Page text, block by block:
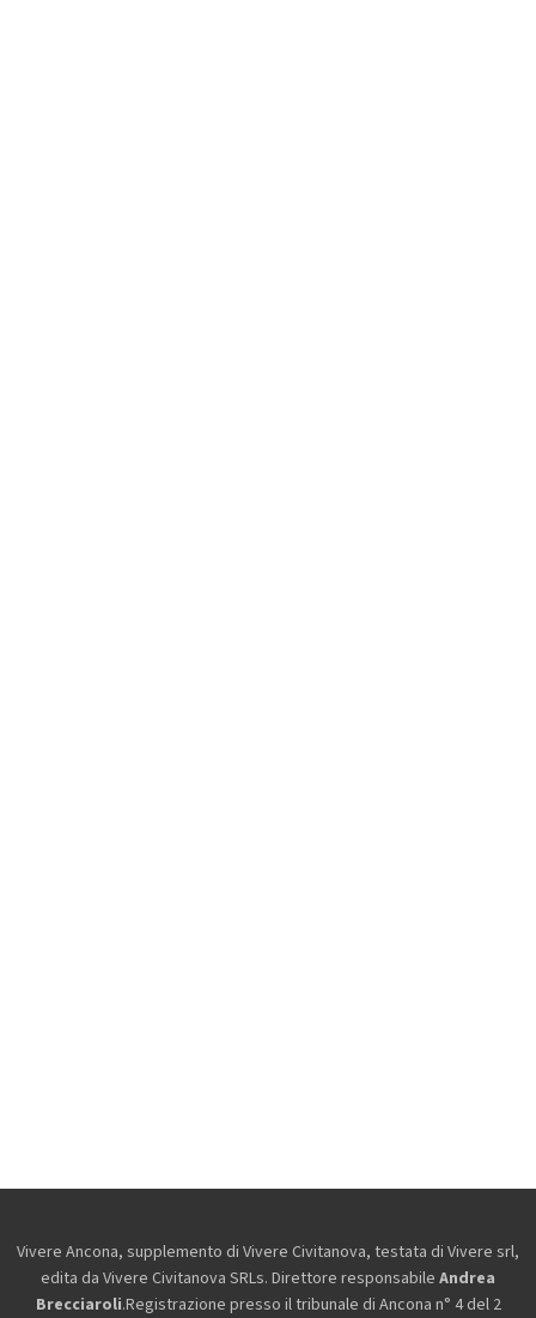
Vivere Ancona, supplemento di Vivere Civitanova, testata di Vivere srl,
edita da Vivere Civitanova SRLs. Direttore responsabile Andrea
Brecciaroli.Registrazione presso il tribunale di Ancona n° 4 del 2